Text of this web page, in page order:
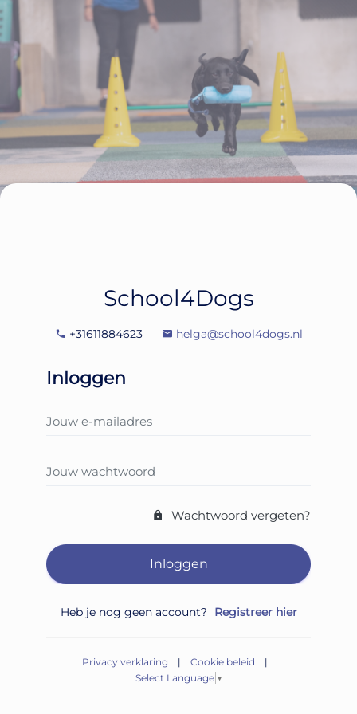
School4Dogs
+31611884623 helga@school4dogs.nl
Inloggen
Wachtwoord vergeten?
Inloggen
Heb je nog geen account? Registreer hier
Privacy verklaring | Cookie beleid |
Select Language ▼